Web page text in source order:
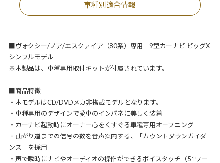
車種別適合情報
■ヴォクシー/ノア/エスクァイア（80系）専用 9型カーナビ ビッグX
シンプルモデル
※本製品は、車種専用取付キットが付属されています。
■商品特徴
・本モデルはCD/DVDメカ非搭載モデルとなります。
・車種専用のデザインで愛車のインパネに美しく装着
・カーナビ起動時にオーナー心をくすぐる車種専用オープニング
・曲がり道までの信号の数を音声案内する、「カウントダウンガイダ
ンス」を採用
・声で瞬時にナビやオーディオの操作ができるボイスタッチ（51ワー